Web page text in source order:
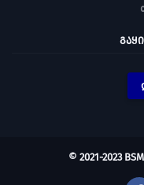
© 2021-2023